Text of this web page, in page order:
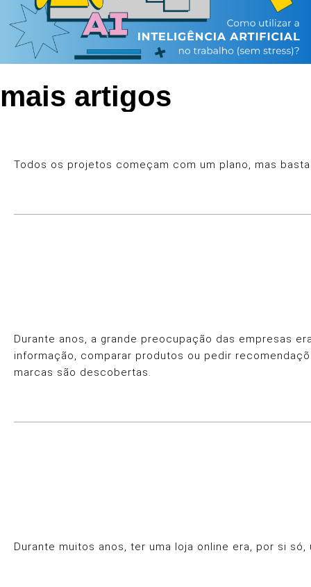
mais artigos
Todos os projetos começam com um plano, mas
Durante anos, a grande preocupação das empresas
informação, comparar produtos ou pedir
marcas são descobertas.
Durante muitos anos, ter uma loja online era, por si